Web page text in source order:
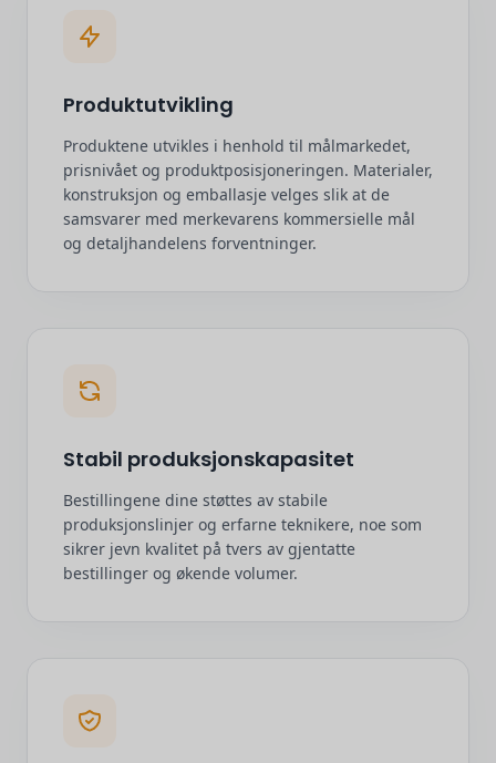
Produktutvikling
Produktene utvikles i henhold til målmarkedet,
prisnivået og produktposisjoneringen. Materialer,
konstruksjon og emballasje velges slik at de
samsvarer med merkevarens kommersielle mål
og detaljhandelens forventninger.
Stabil produksjonskapasitet
Bestillingene dine støttes av stabile
produksjonslinjer og erfarne teknikere, noe som
sikrer jevn kvalitet på tvers av gjentatte
bestillinger og økende volumer.